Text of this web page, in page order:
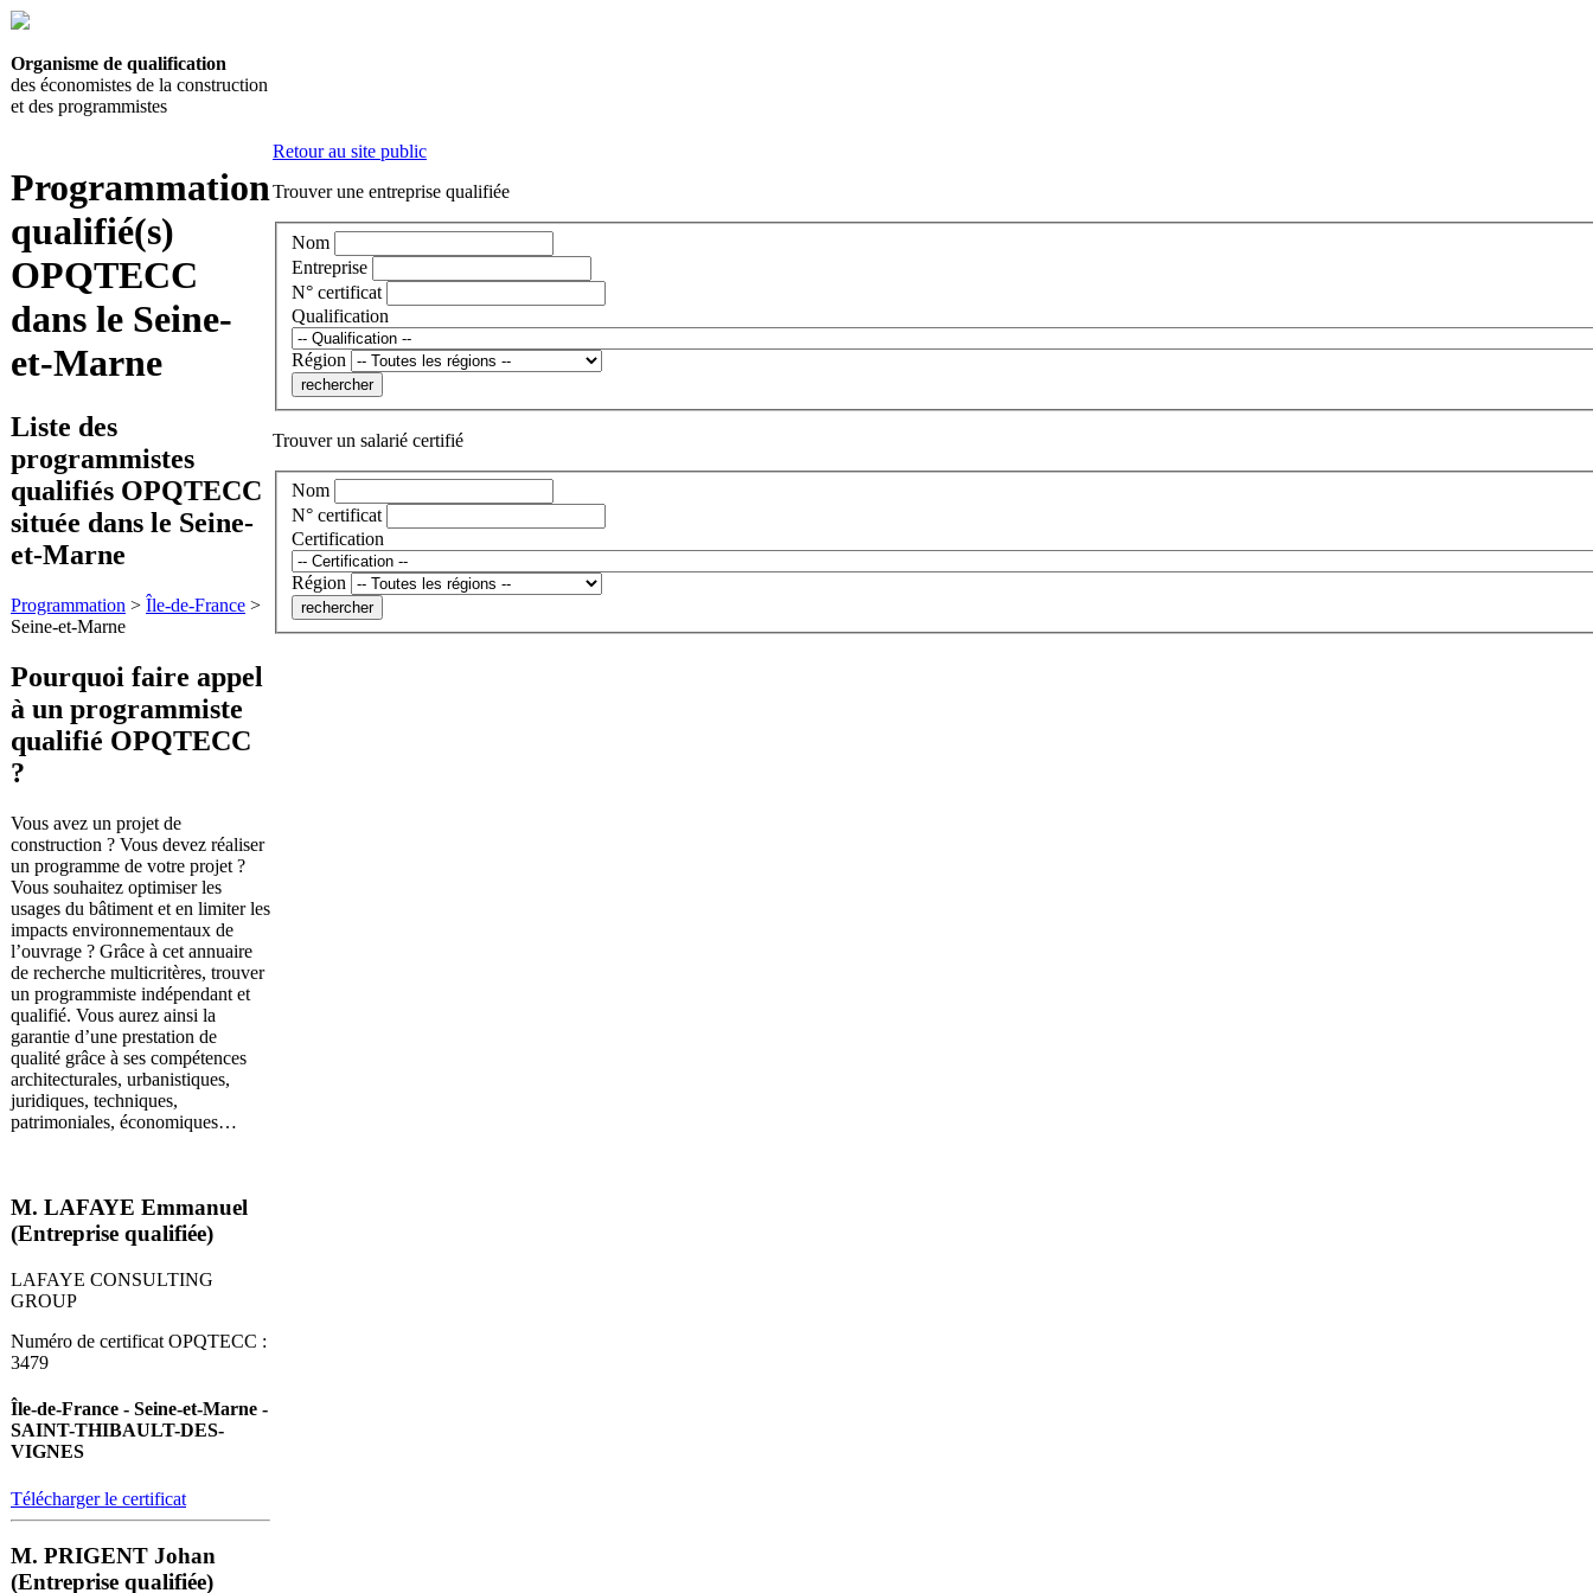
Organisme de qualification
des économistes de la construction
et des programmistes
Programmation
qualifié(s)
OPQTECC
dans le Seine-
et-Marne
Liste des
programmistes
qualifiés OPQTECC
située dans le Seine-
et-Marne
Programmation > Île-de-France >
Seine-et-Marne
Pourquoi faire appel
à un programmiste
qualifié OPQTECC
?
Vous avez un projet de
construction ? Vous devez réaliser
un programme de votre projet ?
Vous souhaitez optimiser les
usages du bâtiment et en limiter les
impacts environnementaux de
l’ouvrage ? Grâce à cet annuaire
de recherche multicritères, trouver
un programmiste indépendant et
qualifié. Vous aurez ainsi la
garantie d’une prestation de
qualité grâce à ses compétences
architecturales, urbanistiques,
juridiques, techniques,
patrimoniales, économiques…
M. LAFAYE Emmanuel
(Entreprise qualifiée)
LAFAYE CONSULTING
GROUP
Numéro de certificat OPQTECC :
3479
Île-de-France - Seine-et-Marne -
SAINT-THIBAULT-DES-
VIGNES
Télécharger le certificat
M. PRIGENT Johan
(Entreprise qualifiée)
Retour au site public
Trouver une entreprise qualifiée
Nom
Entreprise
N° certificat
Qualification
Région
Trouver un salarié certifié
Nom
N° certificat
Certification
Région